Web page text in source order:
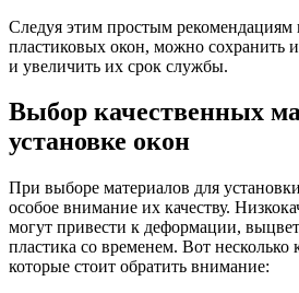
Следуя этим простым рекомендациям
пластиковых окон, можно сохранить
и увеличить их срок службы.
Выбор качественных
установке окон
При выборе материалов для
особое внимание их качеству.
могут привести к деформации,
пластика со временем. Вот
которые стоит обратить внимание: